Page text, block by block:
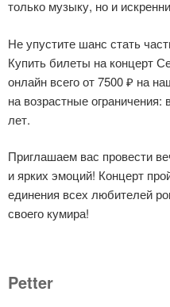
только музыку, но и
Не упустите шанс стать
Купить билеты на концерт
онлайн всего от 7500 ₽ на
на возрастные
лет.
Приглашаем вас провести
и ярких эмоций! Концерт
единения всех любителей
своего кумира!
Petter